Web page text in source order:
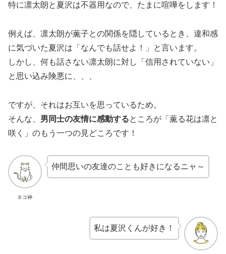
特に凛太朗と夏沢は不器用なので、たまに喧嘩をします！
例えば、凛太朗が薫子との関係を隠しているとき、違和感
に気づいた夏沢は「なんでも話せよ！」と言います。
しかし、何も話さない凛太朗に対し「信用されていない」
と思い込み険悪に、、、
ですが、それはお互いを思っているため。
そんな、 男同士の友情に感動するところが「薫る花は凛と
咲く」のもう一つの見どころです！
ネコ神
仲間思いの友達のことも好きになるニャ～
私は夏沢くんが好き！